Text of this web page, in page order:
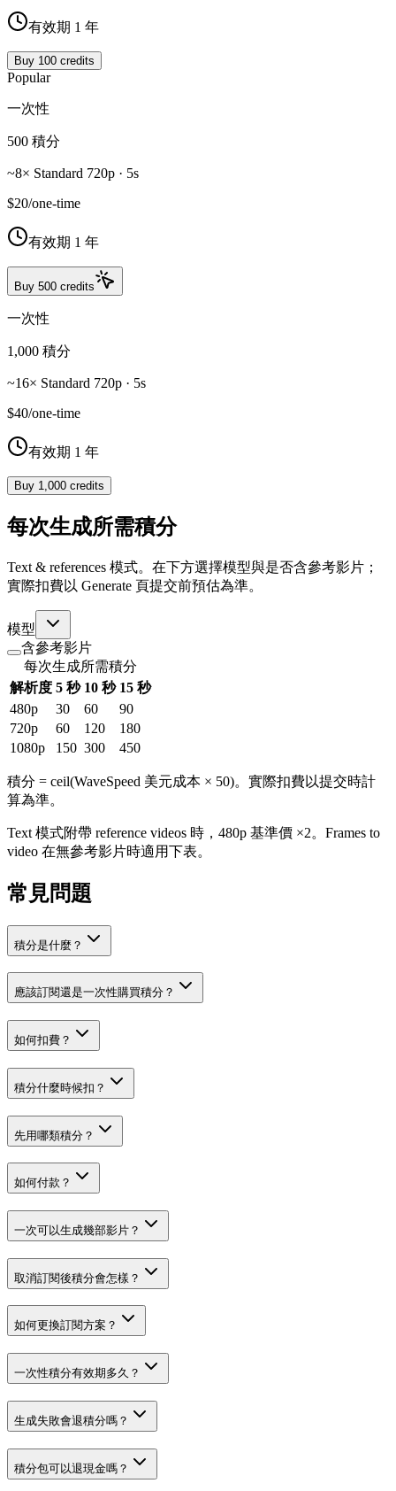
有效期 1 年
Buy 100 credits
Popular
一次性
500 積分
~8× Standard 720p · 5s
$20/one-time
有效期 1 年
Buy 500 credits
一次性
1,000 積分
~16× Standard 720p · 5s
$40/one-time
有效期 1 年
Buy 1,000 credits
每次生成所需積分
Text & references 模式。在下方選擇模型與是否含參考影片；
實際扣費以 Generate 頁提交前預估為準。
模型
含參考影片
每次生成所需積分
解析度 5 秒 10 秒 15 秒
480p
30 60
90
720p
60 120
180
1080p
150 300 450
積分 = ceil(WaveSpeed 美元成本 × 50)。實際扣費以提交時計
算為準。
Text 模式附帶 reference videos 時，480p 基準價 ×2。Frames to
video 在無參考影片時適用下表。
常見問題
積分是什麼？
應該訂閱還是一次性購買積分？
如何扣費？
積分什麼時候扣？
先用哪類積分？
如何付款？
一次可以生成幾部影片？
取消訂閱後積分會怎樣？
如何更換訂閱方案？
一次性積分有效期多久？
生成失敗會退積分嗎？
積分包可以退現金嗎？